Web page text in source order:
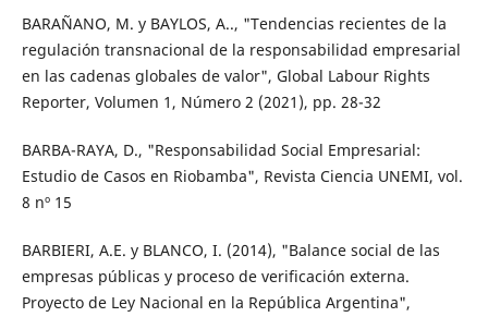
BARAÑANO, M. y BAYLOS, A.., "Tendencias recientes de la
regulación transnacional de la responsabilidad empresarial
en las cadenas globales de valor", Global Labour Rights
Reporter, Volumen 1, Número 2 (2021), pp. 28-32
BARBA-RAYA, D., "Responsabilidad Social Empresarial:
Estudio de Casos en Riobamba", Revista Ciencia UNEMI, vol.
8 nº 15
BARBIERI, A.E. y BLANCO, I. (2014), "Balance social de las
empresas públicas y proceso de verificación externa.
Proyecto de Ley Nacional en la República Argentina",